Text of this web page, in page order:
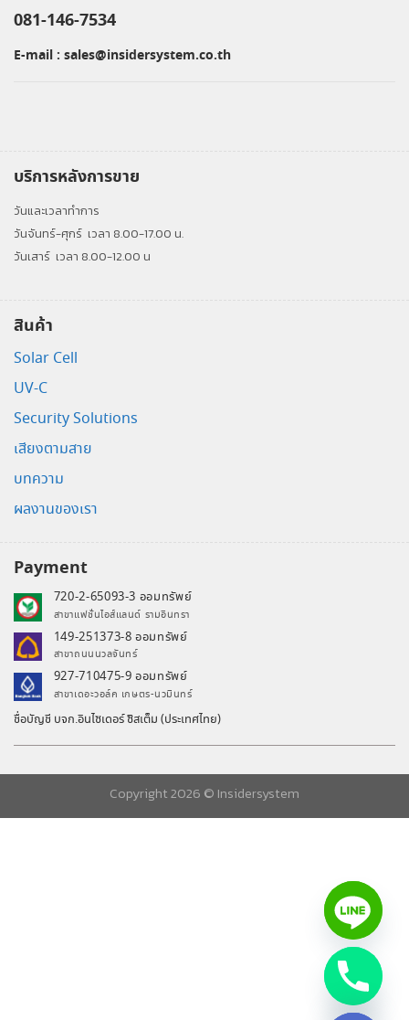
081-146-7534
E-mail : sales@insidersystem.co.th
บริการหลังการขาย
วันและเวลาทำการ
วันจันทร์-ศุกร์ เวลา 8.00-17.00 น.
วันเสาร์ เวลา 8.00-12.00 น
สินค้า
Solar Cell
UV-C
Security Solutions
เสียงตามสาย
บทความ
ผลงานของเรา
Payment
720-2-65093-3 ออมทรัพย์
สาขาแฟชั่นไอส์แลนด์ รามอินทรา
149-251373-8 ออมทรัพย์
สาขาถนนนวลจันทร์
927-710475-9 ออมทรัพย์
สาขาเดอะวอล์ค เกษตร-นวมินทร์
ชื่อบัญชี บจก.อินไซเดอร์ ซิสเต็ม (ประเทศไทย)
Copyright 2026 © Insidersystem
Hide
chaty